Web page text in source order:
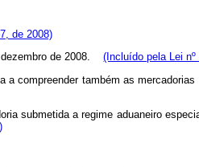
de 2008)
de 2008.
(Incluído pela Lei
a compreender também as
submetida a regime aduaneiro